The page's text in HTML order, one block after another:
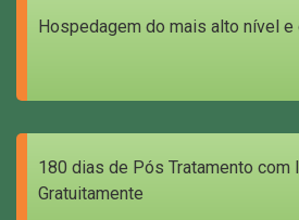
Hospedagem do mais alto nível e
180 dias de Pós Tratamento com
Gratuitamente